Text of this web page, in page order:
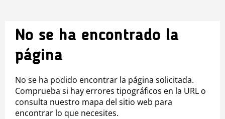
No se ha encontrado la
página
No se ha podido encontrar la página solicitada.
Comprueba si hay errores tipográficos en la URL o
consulta nuestro mapa del sitio web para
encontrar lo que necesites.